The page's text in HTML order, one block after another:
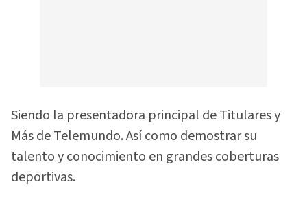
Siendo la presentadora principal de Titulares y
Más de Telemundo. Así como demostrar su
talento y conocimiento en grandes coberturas
deportivas.